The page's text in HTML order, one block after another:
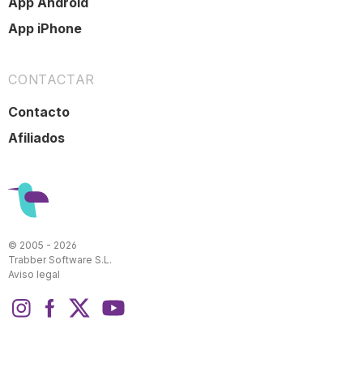
App iPhone
CONTACTAR
Contacto
Afiliados
© 2005 - 2026
Trabber Software S.L.
Aviso legal